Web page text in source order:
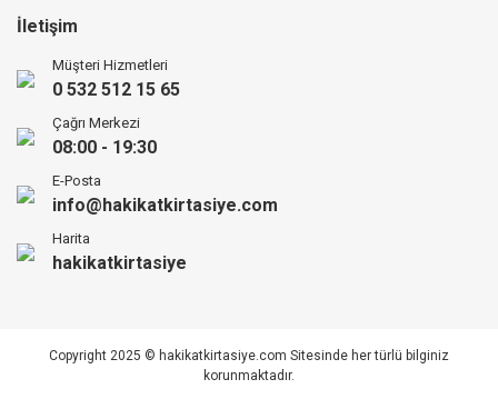
İletişim
Müşteri Hizmetleri
0 532 512 15 65
Çağrı Merkezi
08:00 - 19:30
E-Posta
info@hakikatkirtasiye.com
Harita
hakikatkirtasiye
Copyright 2025 © hakikatkirtasiye.com Sitesinde her türlü bilginiz
korunmaktadır.